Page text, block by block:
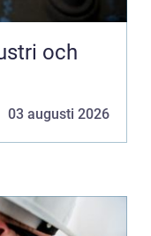
och
03 augusti 2026